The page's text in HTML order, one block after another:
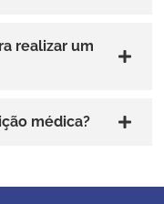
realizar um
médica?